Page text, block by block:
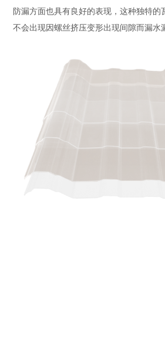
防漏方面也具有良好的表现，这种独特的
不会出现因螺丝挤压变形出现间隙而漏水